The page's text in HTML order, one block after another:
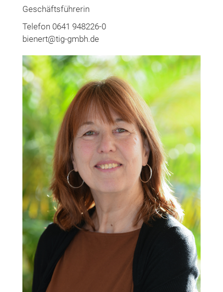
Geschäftsführerin
Telefon 0641 948226-0
bienert@tig-gmbh.de